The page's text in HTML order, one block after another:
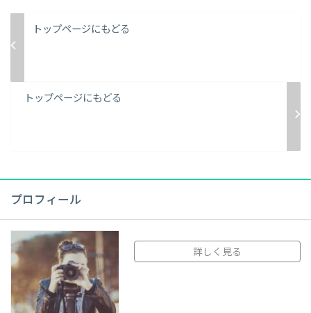
トップページにもどる
トップページにもどる
プロフィール
詳しく見る